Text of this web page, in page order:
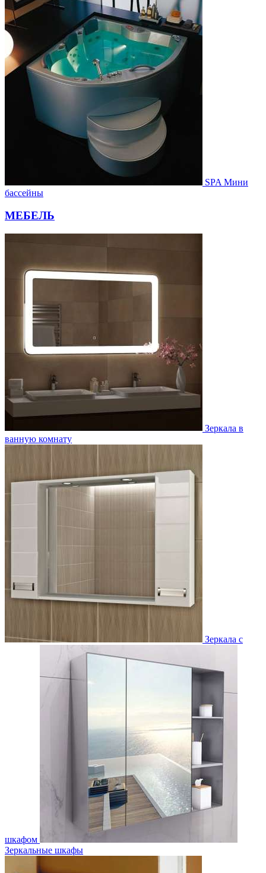
SPA Мини
бассейны
МЕБЕЛЬ
Зеркала в
ванную комнату
Зеркала с
шкафом
Зеркальные шкафы